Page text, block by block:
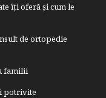
îți oferă și cum le
de ortopedie
familii
potrivite